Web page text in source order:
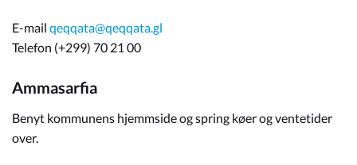
E-mail qeqqata@qeqqata.gl
Telefon (+299) 70 21 00
Ammasarfia
Benyt kommunens hjemmside og spring køer og ventetider
over.